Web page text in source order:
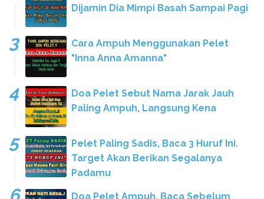
Dijamin Dia Mimpi Basah Sampai Pagi
Cara Ampuh Menggunakan Pelet
"Inna Anna Amanna"
Doa Pelet Sebut Nama Jarak Jauh
Paling Ampuh, Langsung Kena
Pelet Paling Sadis, Baca 3 Huruf Ini.
Target Akan Berikan Segalanya
Padamu
Doa Pelet Ampuh, Baca Sebelum